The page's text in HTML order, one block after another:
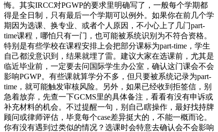
悔。其实IRCC对PGWP的要求里明确写了，一般每个学期都
得是全日制，只有最后一个学期可以例外。如果你在前几个学
期因为选课、换专业、或者个人原因，不小心上了几门part-
time课程，哪怕只有一门，也可能被系统识别为不符合资格。
特别是有些学校在课程安排上会把部分课标为part-time，学生
自己都没意识到，结果就埋了雷。建议大家在选课前，尤其是
临近毕业前，一定要去问国际学生办公室，确认这门课会不会
影响PGWP。有些课就算学分不多，但只要被系统记录为part-
time，就可能触发审核风险。另外，如果已经收到拒签信，别
急着放弃，先查一下GCMS里的具体备注，看看有没有申诉或
补充材料的机会。不过提醒一句，别自己瞎操作，最好找持牌
顾问或律师评估，毕竟每个case差异挺大的，不能一概而论。
你有没有遇到过类似的情况？选课时会特意去确认会不会影响